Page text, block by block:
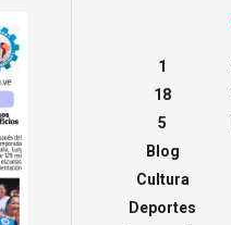
1
18
5
Blog
Cultura
Deportes